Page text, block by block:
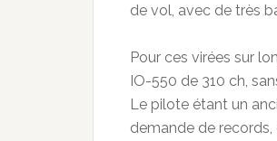
de vol, avec de très
Pour ces virées sur
IO-550 de 310 ch,
Le pilote étant un
demande de